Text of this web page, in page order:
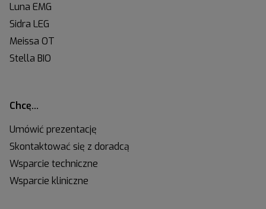
Luna EMG
Sidra LEG
Meissa OT
Stella BIO
Chcę…
Umówić prezentację
Skontaktować się z doradcą
Wsparcie techniczne
Wsparcie kliniczne